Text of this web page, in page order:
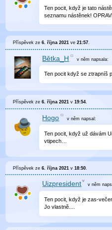
Ten pocit, když je tato
seznamu nástěnek!
Příspěvek ze6. října 2021 ve21:57
Bětka_H v němnapsala:
Ten pocit když se ztrapníš
Příspěvek ze6. října 2021 v19:54.
Hogo v němnapsal:
Ten pocit, když už dávám
vtipech…
Příspěvek ze6. října 2021 v18:50
Uizpresident v něm
Ten pocit, když je zas-večer
Jo vlastně....